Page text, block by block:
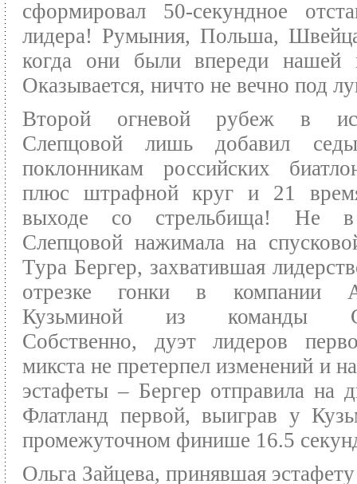
сформировал 50-секундное
лидера! Румыния, Польша,
когда они были впереди нашей
Оказывается, ничто не вечно под
Второй огневой рубеж в
Слепцовой лишь добавил
поклонникам российских
плюс штрафной круг и 21
выходе со стрельбища! Не
Слепцовой нажимала на
Тура Бергер, захватившая
отрезке гонки в компании
Кузьминой из команды
Собственно, дуэт лидеров
микста не претерпел изменений и
эстафеты – Бергер отправила на
Флатланд первой, выиграв у
промежуточном финише 16.5
Ольга Зайцева, принявшая